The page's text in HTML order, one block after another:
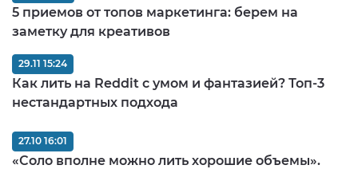
5 приемов от топов маркетинга: берем на
заметку для креативов
Как лить на Reddit с умом и фантазией? Топ-3
нестандартных подхода
29.11 15:24
«Соло вполне можно лить хорошие объемы».
27.10 16:01